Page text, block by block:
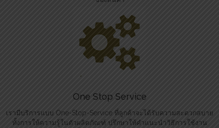
One Stop Service
เรามีบริการแบบ One-Stop-Service ที่ลูกค้าจะได้รับความสะดวกสบาย
ทั้งการให้ความรู้ในตัวผลิตภัณฑ์ ปรึกษาให้คำแนะนำวิธีการใช้งาน